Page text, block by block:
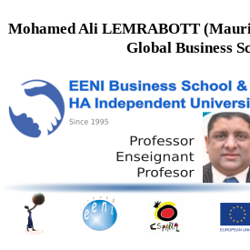
Mohamed Ali LEMRABOTT
Global Business